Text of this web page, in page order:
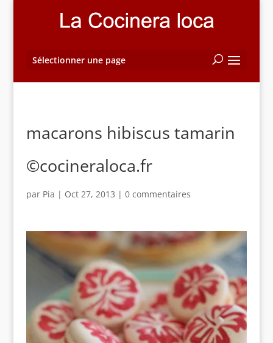
Sélectionner une page
macarons hibiscus tamarin
©cocineraloca.fr
par Pia | Oct 27, 2013 | 0 commentaires